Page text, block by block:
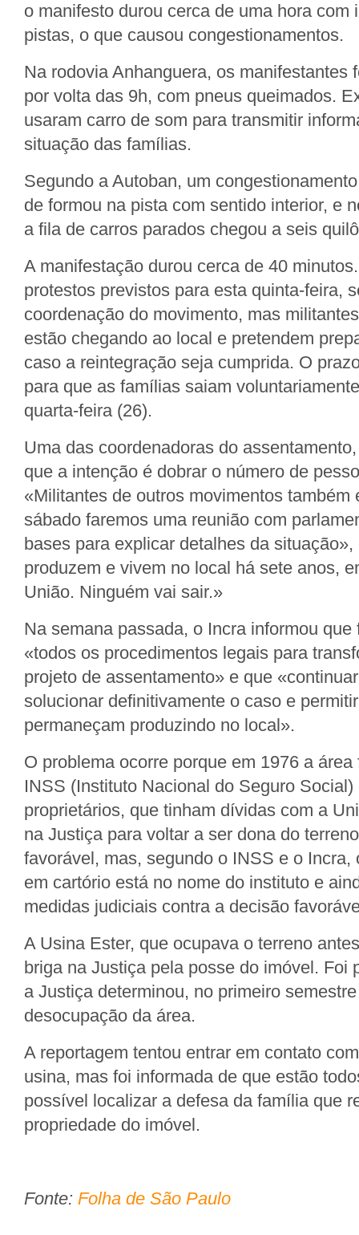
o manifesto durou cerca de uma hora com
pistas, o que causou congestionamentos.
Na rodovia Anhanguera, os manifestantes
por volta das 9h, com pneus queimados.
usaram carro de som para transmitir
situação das famílias.
Segundo a Autoban, um
de formou na pista com sentido interior, e
a fila de carros parados chegou a seis
A manifestação durou cerca de 40
protestos previstos para esta quinta-feira,
coordenação do movimento, mas
estão chegando ao local e pretendem
caso a reintegração seja cumprida. O
para que as famílias saiam
quarta-feira (26).
Uma das coordenadoras do
que a intenção é dobrar o número de
«Militantes de outros movimentos também
sábado faremos uma reunião com
bases para explicar detalhes da
produzem e vivem no local há sete anos,
União. Ninguém vai sair.»
Na semana passada, o Incra informou que
«todos os procedimentos legais para
projeto de assentamento» e que
solucionar definitivamente o caso e
permaneçam produzindo no local».
O problema ocorre porque em 1976 a
INSS (Instituto Nacional do Seguro Social)
proprietários, que tinham dívidas com a
na Justiça para voltar a ser dona do
favorável, mas, segundo o INSS e o Incra,
em cartório está no nome do instituto e
medidas judiciais contra a decisão
A Usina Ester, que ocupava o terreno
briga na Justiça pela posse do imóvel. Foi
a Justiça determinou, no primeiro
desocupação da área.
A reportagem tentou entrar em contato
usina, mas foi informada de que estão
possível localizar a defesa da família que
propriedade do imóvel.
Fonte: Folha de São Paulo